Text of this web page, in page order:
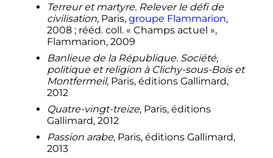
Terreur et martyre. Relever le défi de
civilisation, Paris, groupe Flammarion,
2008 ; rééd. coll. « Champs actuel »,
Flammarion, 2009
Banlieue de la République. Société,
politique et religion à Clichy-sous-Bois et
Montfermeil, Paris, éditions Gallimard,
2012
Quatre-vingt-treize, Paris, éditions
Gallimard, 2012
Passion arabe, Paris, éditions Gallimard,
2013